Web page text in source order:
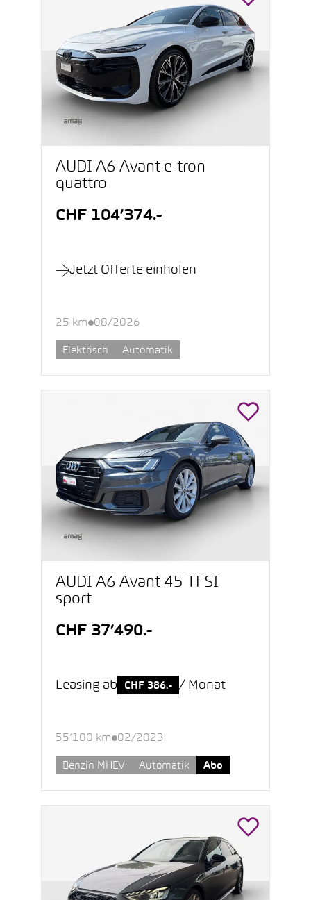
AUDI A6 Avant e-tron
quattro
CHF 104’374.-
Jetzt Offerte einholen
25 km 08/2026
Elektrisch Automatik
AUDI A6 Avant 45 TFSI
sport
CHF 37’490.-
Leasing ab CHF 386.- / Monat
55’100 km 02/2023
Benzin MHEV Automatik Abo